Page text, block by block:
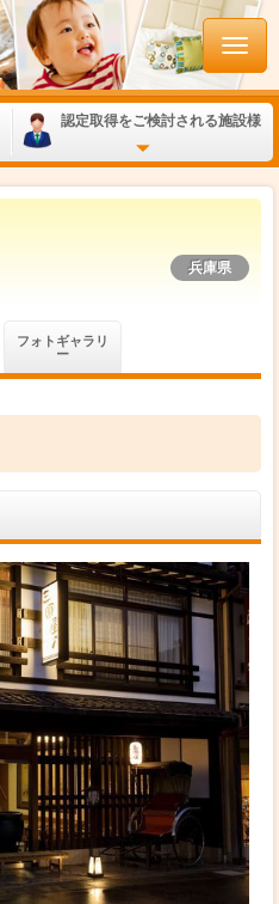
認定取得をご検討される施設様
兵庫県
フォトギャラリ
ー